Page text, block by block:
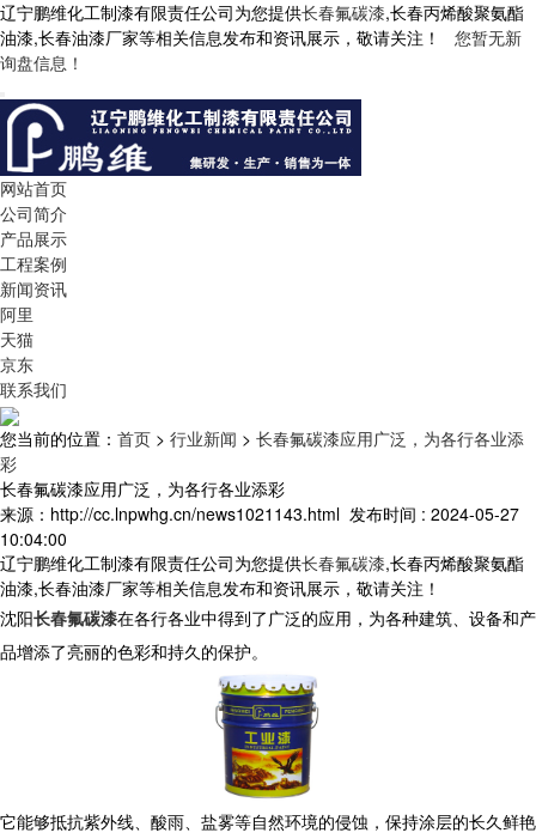
辽宁鹏维化工制漆有限责任公司为您提供长春氟碳漆,长春丙烯酸聚氨酯
油漆,长春油漆厂家等相关信息发布和资讯展示，敬请关注！ 您暂无新
询盘信息！
网站首页
公司简介
产品展示
工程案例
新闻资讯
阿里
天猫
京东
联系我们
您当前的位置： 首页 > 行业新闻 > 长春氟碳漆应用广泛，为各行各业添
彩
长春氟碳漆应用广泛，为各行各业添彩
来源：http://cc.lnpwhg.cn/news1021143.html 发布时间 : 2024-05-27
10:04:00
辽宁鹏维化工制漆有限责任公司为您提供长春氟碳漆,长春丙烯酸聚氨酯
油漆,长春油漆厂家等相关信息发布和资讯展示，敬请关注！
沈阳长春氟碳漆在各行各业中得到了广泛的应用，为各种建筑、设备和产
品增添了亮丽的色彩和持久的保护。
它能够抵抗紫外线、酸雨、盐雾等自然环境的侵蚀，保持涂层的长久鲜艳